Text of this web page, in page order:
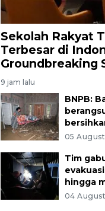
Sekolah Rakyat
Terbesar di
Groundbreaking
9 jam lalu
BNPB:
05 August
Tim
hingga
04